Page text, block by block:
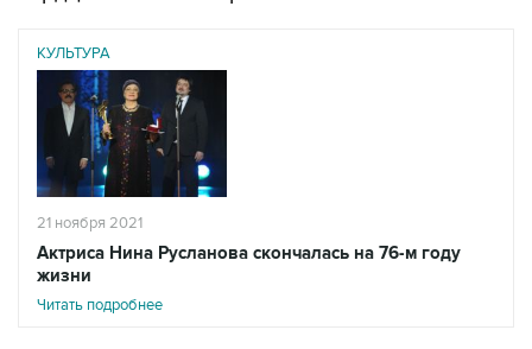
КУЛЬТУРА
21 ноября 2021
Актриса Нина Русланова скончалась на 76-м году
жизни
Читать подробнее